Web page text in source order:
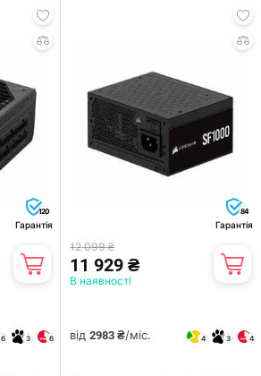
120
Гарантія
6 3 6
84
Гарантія
12 099 ₴
11 929 ₴
В наявності
від 2983 ₴/міс. 4 3 4